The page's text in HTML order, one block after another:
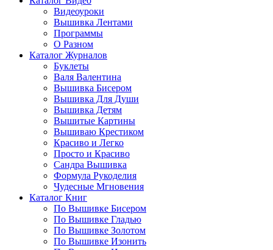
Видеоуроки
Вышивка Лентами
Программы
О Разном
Каталог Журналов
Буклеты
Валя Валентина
Вышивка Бисером
Вышивка Для Души
Вышивка Детям
Вышитые Картины
Вышиваю Крестиком
Красиво и Легко
Просто и Красиво
Сандра Вышивка
Формула Рукоделия
Чудесные Мгновения
Каталог Книг
По Вышивке Бисером
По Вышивке Гладью
По Вышивке Золотом
По Вышивке Изонить